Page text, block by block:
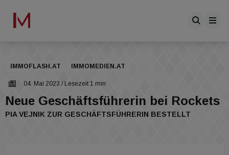
IMMOFLASH.AT IMMOMEDIEN.AT
04. Mai 2023 / Lesezeit 1 min
Neue Geschäftsführerin bei Rockets
PIA VEJNIK ZUR GESCHÄFTSFÜHRERIN BESTELLT